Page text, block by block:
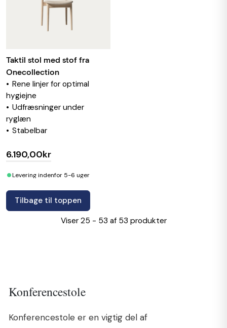
Taktil stol med stof fra
Onecollection
Rene linjer for optimal
hygiejne
Udfræsninger under
ryglæn
Stabelbar
6.190,00kr
•Levering indenfor 5-6 uger
Tilbage til toppen
Viser 25 - 53 af 53 produkter
Konferencestole
Konferencestole er en vigtig del af